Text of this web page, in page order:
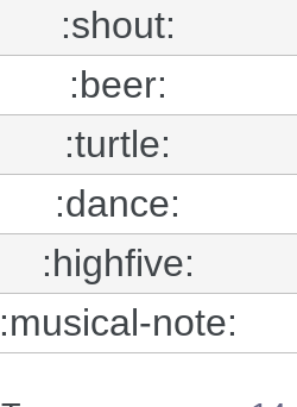
:shout:
:beer:
:turtle:
:dance:
:highfive:
:musical-note: